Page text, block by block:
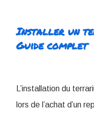
Installer un
Guide complet
L’installation du
lors de l’achat d’un